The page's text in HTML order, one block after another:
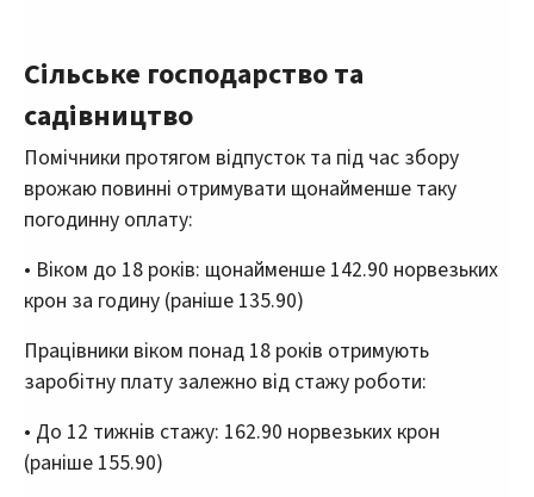
Сільське господарство та
садівництво
Помічники протягом відпусток та під час збору
врожаю повинні отримувати щонайменше таку
погодинну оплату:
• Віком до 18 років: щонайменше 142.90 норвезьких
крон за годину (раніше 135.90)
Працівники віком понад 18 років отримують
заробітну плату залежно від стажу роботи:
• До 12 тижнів стажу: 162.90 норвезьких крон
(раніше 155.90)